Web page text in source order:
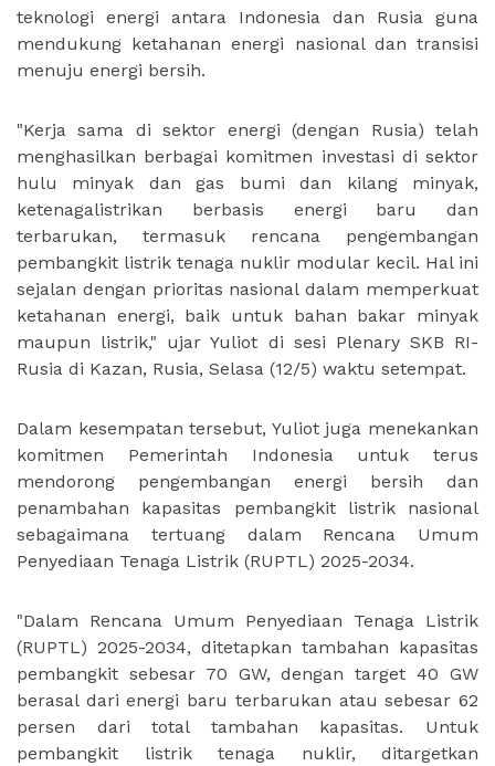
teknologi energi antara Indonesia dan Rusia guna
mendukung ketahanan energi nasional dan transisi
menuju energi bersih.
"Kerja sama di sektor energi (dengan Rusia) telah
menghasilkan berbagai komitmen investasi di sektor
hulu minyak dan gas bumi dan kilang minyak,
ketenagalistrikan berbasis energi baru dan
terbarukan, termasuk rencana pengembangan
pembangkit listrik tenaga nuklir modular kecil. Hal ini
sejalan dengan prioritas nasional dalam memperkuat
ketahanan energi, baik untuk bahan bakar minyak
maupun listrik," ujar Yuliot di sesi Plenary SKB RI-
Rusia di Kazan, Rusia, Selasa (12/5) waktu setempat.
Dalam kesempatan tersebut, Yuliot juga menekankan
komitmen Pemerintah Indonesia untuk terus
mendorong pengembangan energi bersih dan
penambahan kapasitas pembangkit listrik nasional
sebagaimana tertuang dalam Rencana Umum
Penyediaan Tenaga Listrik (RUPTL) 2025-2034.
"Dalam Rencana Umum Penyediaan Tenaga Listrik
(RUPTL) 2025-2034, ditetapkan tambahan kapasitas
pembangkit sebesar 70 GW, dengan target 40 GW
berasal dari energi baru terbarukan atau sebesar 62
persen dari total tambahan kapasitas. Untuk
pembangkit listrik tenaga nuklir, ditargetkan